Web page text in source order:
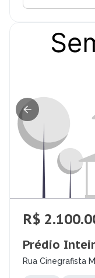
R$
Prédio
Rua Cinegrafista